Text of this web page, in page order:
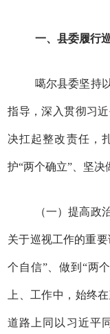
一、县委履行
噶尔县委坚持
指导，深入贯彻习
决扛起整改责任，
护“两个确立”、坚决
（一）提高政
关于巡视工作的重
个自信”、做到“两
上、工作中，始终
道路上同以习近平